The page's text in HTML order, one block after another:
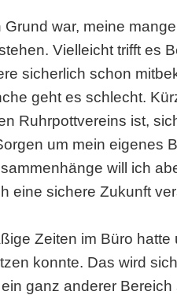
war, meine
Vielleicht trifft es
sicherlich schon
geht es schlecht.
Ruhrpottvereins ist,
um mein eigenes
will ich
eine sichere Zukunft
Zeiten im Büro hatte
konnte. Das wird
ganz anderer